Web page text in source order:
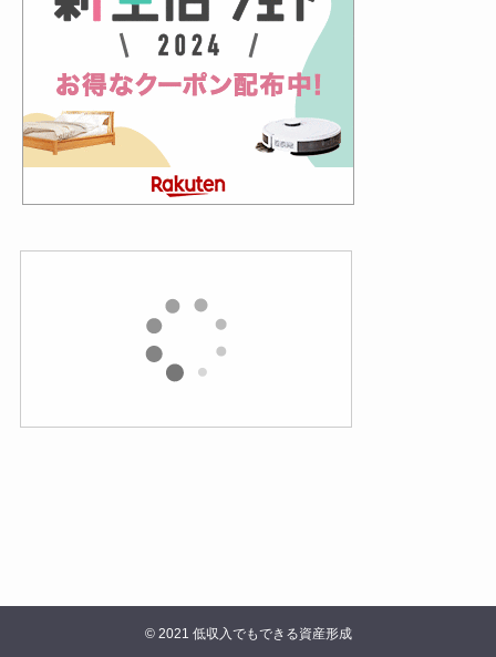
©2021 低収入でもできる資産形成